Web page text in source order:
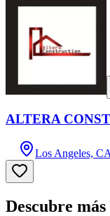
ALTERA
Los Angeles, CA
Descubre más